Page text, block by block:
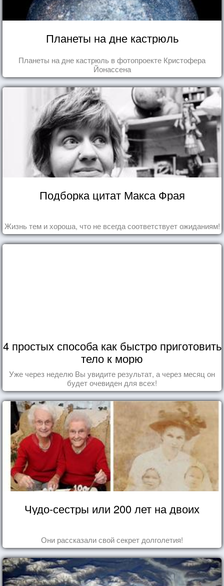
Планеты на дне кастрюль
Планеты на дне кастрюль в фотопроекте Кристофера
Йонассена
Подборка цитат Макса Фрая
Жизнь тем и хороша, что не всегда соответствует ожиданиям!
4 простых способа как быстро приготовить
тело к морю
Уже через неделю Вы увидите результат, а через месяц он
будет очевиден для всех!
Чудо-сестры или 200 лет на двоих
Они рассказали свой секрет долголетия!